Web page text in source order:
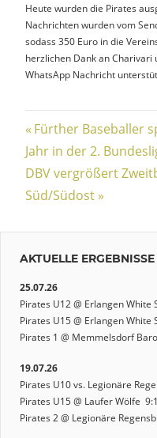
Heute wurden die Pirates
Nachrichten wurden vom
sodass 350 Euro in die
herzlichen Dank an Charivari
WhatsApp Nachricht
Vorheriger
Beitrag:
Fürther Baseballer
Jahr in der 2.
Nächster
Beitrag:
DBV vergrößert
Süd/Südost
AKTUELLE ERGEBNISSE
25.07.26
Pirates U12 @ Erlangen White
Pirates U15 @ Erlangen White
Pirates 1 @ Memmelsdorf
19.07.26
Pirates U10 vs. Legionäre
Pirates U15 @ Laufer Wölfe
Pirates 2 @ Legionäre